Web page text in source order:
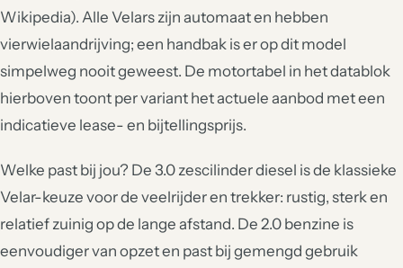
Wikipedia). Alle Velars zijn automaat en hebben
vierwielaandrijving; een handbak is er op dit model
simpelweg nooit geweest. De motortabel in het datablok
hierboven toont per variant het actuele aanbod met een
indicatieve lease- en bijtellingsprijs.
Welke past bij jou? De 3.0 zescilinder diesel is de klassieke
Velar-keuze voor de veelrijder en trekker: rustig, sterk en
relatief zuinig op de lange afstand. De 2.0 benzine is
eenvoudiger van opzet en past bij gemengd gebruik